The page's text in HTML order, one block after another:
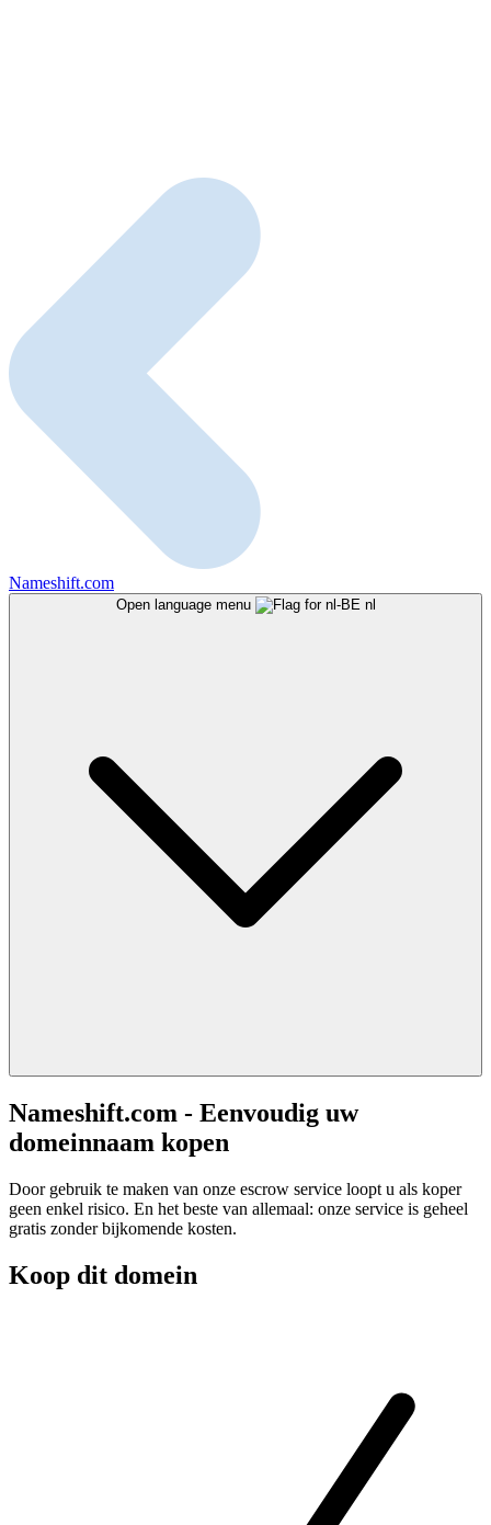
Nameshift.com
Open language menu nl
Nameshift.com - Eenvoudig uw
domeinnaam kopen
Door gebruik te maken van onze escrow service loopt u als koper
geen enkel risico. En het beste van allemaal: onze service is geheel
gratis zonder bijkomende kosten.
Koop dit domein